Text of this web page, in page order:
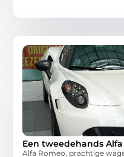
Een tweedehands
Alfa Romeo, prachtige